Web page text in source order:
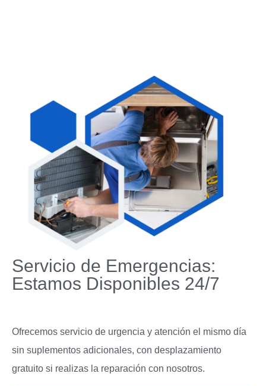
Servicio de Emergencias:
Estamos Disponibles 24/7
Ofrecemos servicio de urgencia y atención el mismo día
sin suplementos adicionales, con desplazamiento
gratuito si realizas la reparación con nosotros.